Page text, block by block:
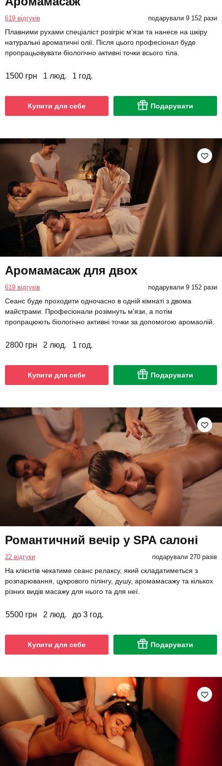
619 відгуків подарували 9 152 рази
Плавними рухами спеціаліст розігріє м'язи та нанесе на шкіру
натуральні ароматичні олії. Після цього професіонал буде
пропрацьовувати біологічно активні точки всього тіла.
1500 грн 1 люд. 1 год.
Купити для себе Подарувати
Аромамасаж для двох
619 відгуків подарували 9 152 рази
Сеанс буде проходити одночасно в одній кімнаті з двома
майстрами. Професіонали розімнуть м'язи, а потім
пропрацюють біологічно активні точки за допомогою аромаолій.
2800 грн 2 люд. 1 год.
Купити для себе Подарувати
Романтичний вечір у SPA салоні
22 відгуки подарували 270 разів
На клієнтів чекатиме сеанс релаксу, який складатиметься з
розпарювання, цукрового пілінгу, душу, аромамасажу та кількох
різних видів масажу для нього та для неї.
5500 грн 2 люд. до 3 год.
Купити для себе Подарувати